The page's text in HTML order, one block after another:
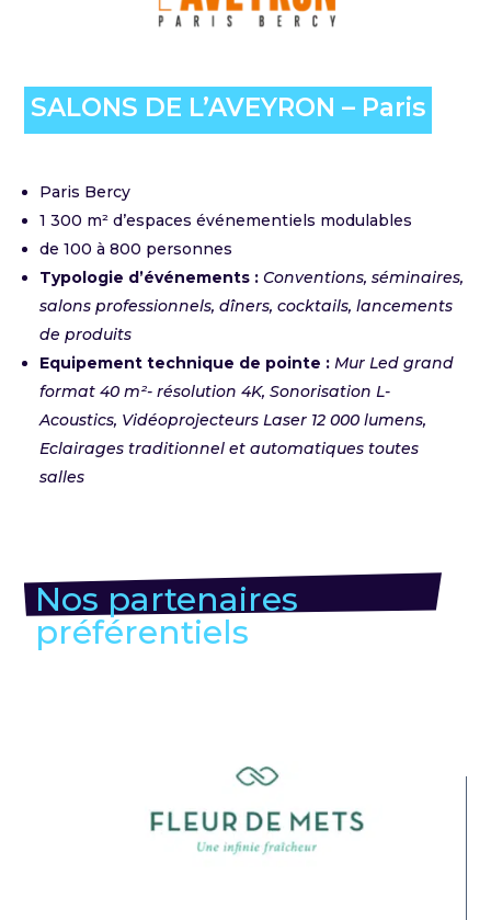
SALONS DE L’AVEYRON – Paris
Paris Bercy
1 300 m² d’espaces événementiels modulables
de 100 à 800 personnes
Typologie d’événements : Conventions, séminaires,
salons professionnels, dîners, cocktails, lancements
de produits
Equipement technique de pointe : Mur Led grand
format 40 m²- résolution 4K, Sonorisation L-
Acoustics, Vidéoprojecteurs Laser 12 000 lumens,
Eclairages traditionnel et automatiques toutes
salles
Nos partenaires
préférentiels